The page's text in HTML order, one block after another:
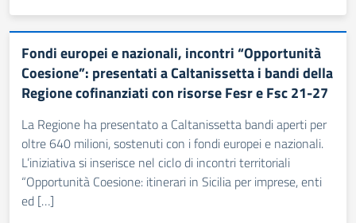
Fondi europei e nazionali, incontri “Opportunità
Coesione”: presentati a Caltanissetta i bandi della
Regione cofinanziati con risorse Fesr e Fsc 21-27
La Regione ha presentato a Caltanissetta bandi aperti per
oltre 640 milioni, sostenuti con i fondi europei e nazionali.
L’iniziativa si inserisce nel ciclo di incontri territoriali
“Opportunità Coesione: itinerari in Sicilia per imprese, enti
ed […]